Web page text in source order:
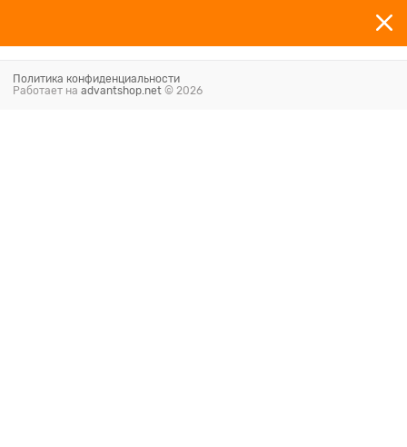
Политика конфиденциальности
Работает на advantshop.net © 2026